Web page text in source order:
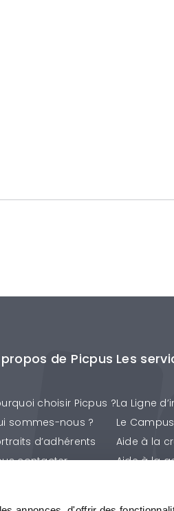
de Picpus
choisir Picpus ?
sommes-nous ?
d’adhérents
contacter
Les
La Ligne
Le
Aide à la
Aide à la